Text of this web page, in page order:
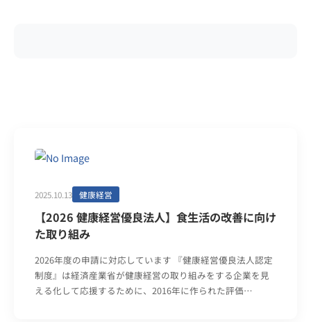
2025.10.13 健康経営
【2026 健康経営優良法人】食生活の改善に向け
た取り組み
2026年度の申請に対応しています 『健康経営優良法人認定
制度』は経済産業省が健康経営の取り組みをする企業を見
える化して応援するために、2016年に作られた評価…